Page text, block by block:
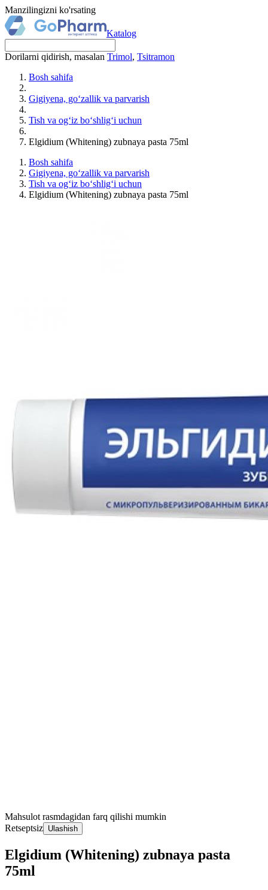
Manzilingizni ko'rsating
Katalog
Dorilarni qidirish, masalan Trimol, Tsitramon
Bosh sahifa
Gigiyena, go‘zallik va parvarish
Tish va og‘iz bo‘shlig‘i uchun
Elgidium (Whitening) zubnaya pasta 75ml
Bosh sahifa
Gigiyena, go‘zallik va parvarish
Tish va og‘iz bo‘shlig‘i uchun
Elgidium (Whitening) zubnaya pasta 75ml
Mahsulot rasmdagidan farq qilishi mumkin
Retseptsiz Ulashish
Elgidium (Whitening) zubnaya pasta
75ml